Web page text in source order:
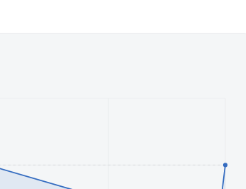
Regalo cables para interconexión.